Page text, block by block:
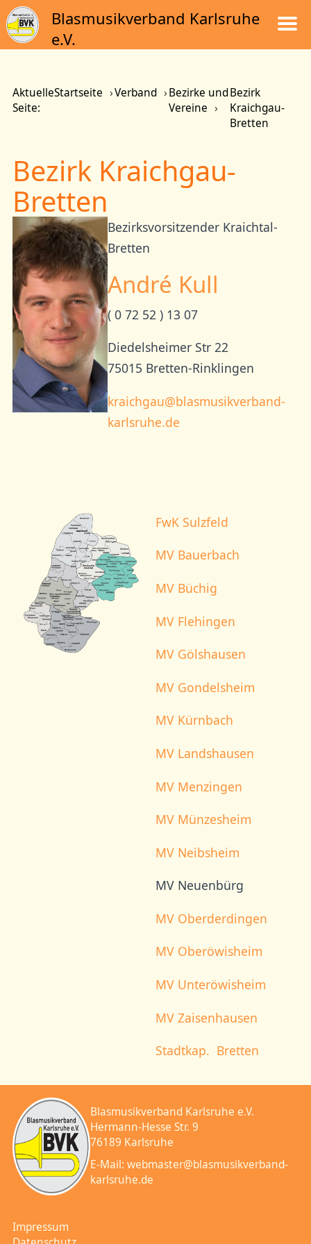
Blasmusikverband Karlsruhe
e.V.
Aktuelle
Seite:
Startseite Verband
Bezirke und
Vereine
Bezirk
Kraichgau-
Bretten
Bezirk Kraichgau-
Bretten
Bezirksvorsitzender Kraichtal-
Bretten
André Kull
( 0 72 52 ) 13 07
Diedelsheimer Str 22
75015 Bretten-Rinklingen
kraichgau@blasmusikverband-
karlsruhe.de
FwK Sulzfeld
MV Bauerbach
MV Büchig
MV Flehingen
MV Gölshausen
MV Gondelsheim
MV Kürnbach
MV Landshausen
MV Menzingen
MV Münzesheim
MV Neibsheim
MV Neuenbürg
MV Oberderdingen
MV Oberöwisheim
MV Unteröwisheim
MV Zaisenhausen
Stadtkap. Bretten
Blasmusikverband Karlsruhe e.V.
Hermann-Hesse Str. 9
76189 Karlsruhe
E-Mail:webmaster@blasmusikverband-
karlsruhe.de
Impressum